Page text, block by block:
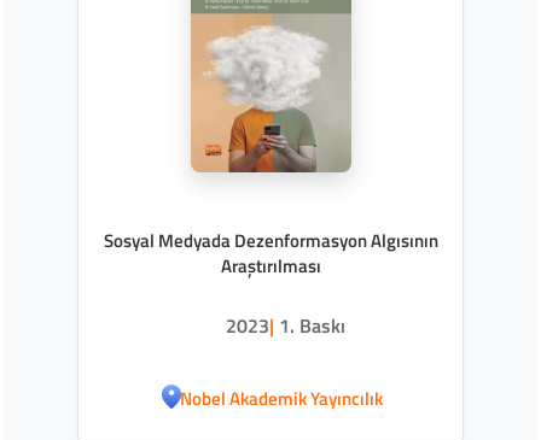
Sosyal Medyada Dezenformasyon Algısının
Araştırılması
2023| 1. Baskı
Nobel Akademik Yayıncılık